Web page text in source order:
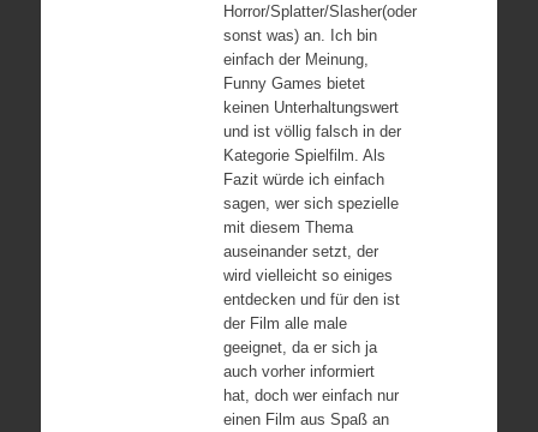
Horror/Splatter/Slasher(oder
sonst was) an. Ich bin
einfach der Meinung,
Funny Games bietet
keinen Unterhaltungswert
und ist völlig falsch in der
Kategorie Spielfilm. Als
Fazit würde ich einfach
sagen, wer sich spezielle
mit diesem Thema
auseinander setzt, der
wird vielleicht so einiges
entdecken und für den ist
der Film alle male
geeignet, da er sich ja
auch vorher informiert
hat, doch wer einfach nur
einen Film aus Spaß an